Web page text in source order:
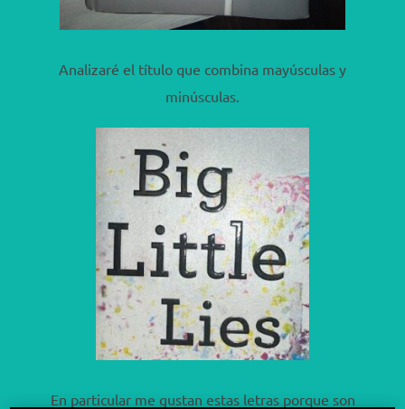
Analizaré el título que combina mayúsculas y
minúsculas.
En particular me gustan estas letras porque son